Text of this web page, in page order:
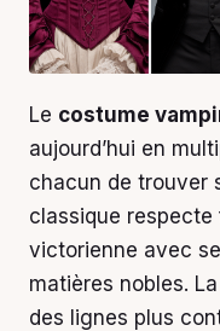
Le costume
aujourd’hui en
chacun de trouver
classique respecte
victorienne avec
matières nobles.
des lignes plus